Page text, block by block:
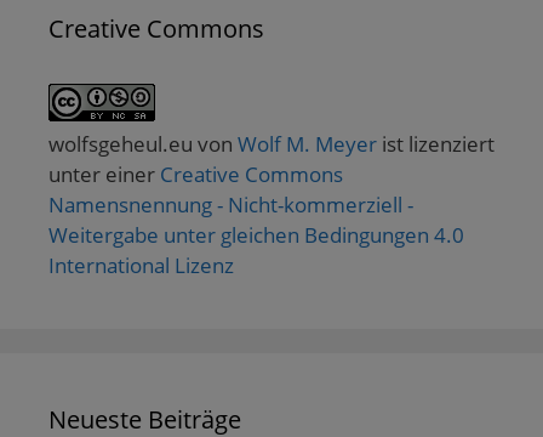
Creative Commons
wolfsgeheul.eu von Wolf M. Meyer ist lizenziert
unter einer Creative Commons
Namensnennung - Nicht-kommerziell -
Weitergabe unter gleichen Bedingungen 4.0
International Lizenz
Neueste Beiträge